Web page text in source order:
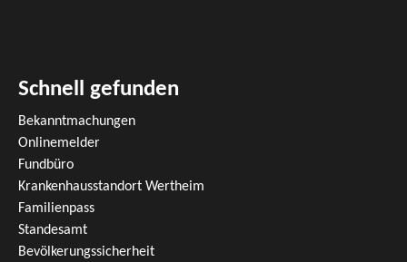
Schnell gefunden
Bekanntmachungen
Onlinemelder
Fundbüro
Krankenhausstandort Wertheim
Familienpass
Standesamt
Bevölkerungssicherheit